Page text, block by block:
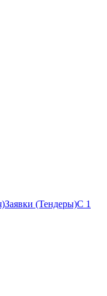
Заявки (Тендеры)С 1